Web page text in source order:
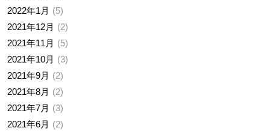
2022年1月
5
2021年12月
2
2021年11月
5
2021年10月
3
2021年9月
2
2021年8月
2
2021年7月
3
2021年6月
2